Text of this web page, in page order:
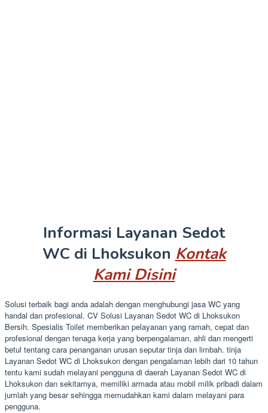
Informasi Layanan Sedot
WC di Lhoksukon Kontak
Kami Disini
Solusi terbaik bagi anda adalah dengan menghubungi jasa WC yang
handal dan profesional. CV Solusi Layanan Sedot WC di Lhoksukon
Bersih. Spesialis Toilet memberikan pelayanan yang ramah, cepat dan
profesional dengan tenaga kerja yang berpengalaman, ahli dan mengerti
betul tentang cara penanganan urusan seputar tinja dan limbah. tinja
Layanan Sedot WC di Lhoksukon dengan pengalaman lebih dari 10 tahun
tentu kami sudah melayani pengguna di daerah Layanan Sedot WC di
Lhoksukon dan sekitarnya, memiliki armada atau mobil milik pribadi dalam
jumlah yang besar sehingga memudahkan kami dalam melayani para
pengguna.